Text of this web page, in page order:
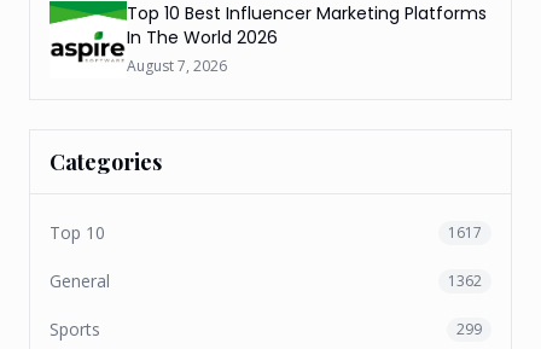
Top 10 Best Influencer Marketing Platforms
In The World 2026
August 7, 2026
Categories
Top 10 1617
General 1362
Sports 299